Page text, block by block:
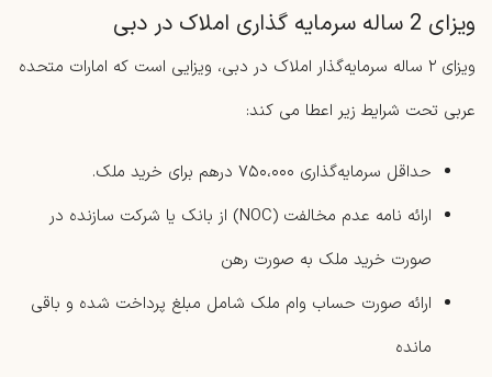
ویزای 2 ساله سرمایه گذاری املاک در دبی
ویزای ۲ ساله سرمایه‌گذار املاک در دبی، ویزایی است که امارات متحده
عربی تحت شرایط زیر اعطا می کند:
حداقل سرمایه‌گذاری ۷۵۰،۰۰۰ درهم برای خرید ملک.
ارائه‌ نامه عدم مخالفت (NOC) از بانک یا شرکت سازنده در
صورت خرید ملک به صورت رهن
ارائه صورت ‌حساب وام ملک شامل مبلغ پرداخت‌ شده و باقی
‌مانده